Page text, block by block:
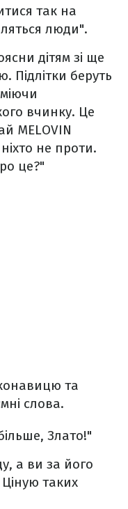
так на
люди".
дітям зі ще
Підлітки беруть
вчинку. Це
MELOVIN
не проти.
це?"
та
слова.
Злато!"
а ви за його
Ціную таких